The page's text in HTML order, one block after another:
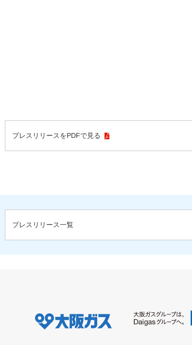
プレスリリースをPDFで見る
プレスリリース一覧